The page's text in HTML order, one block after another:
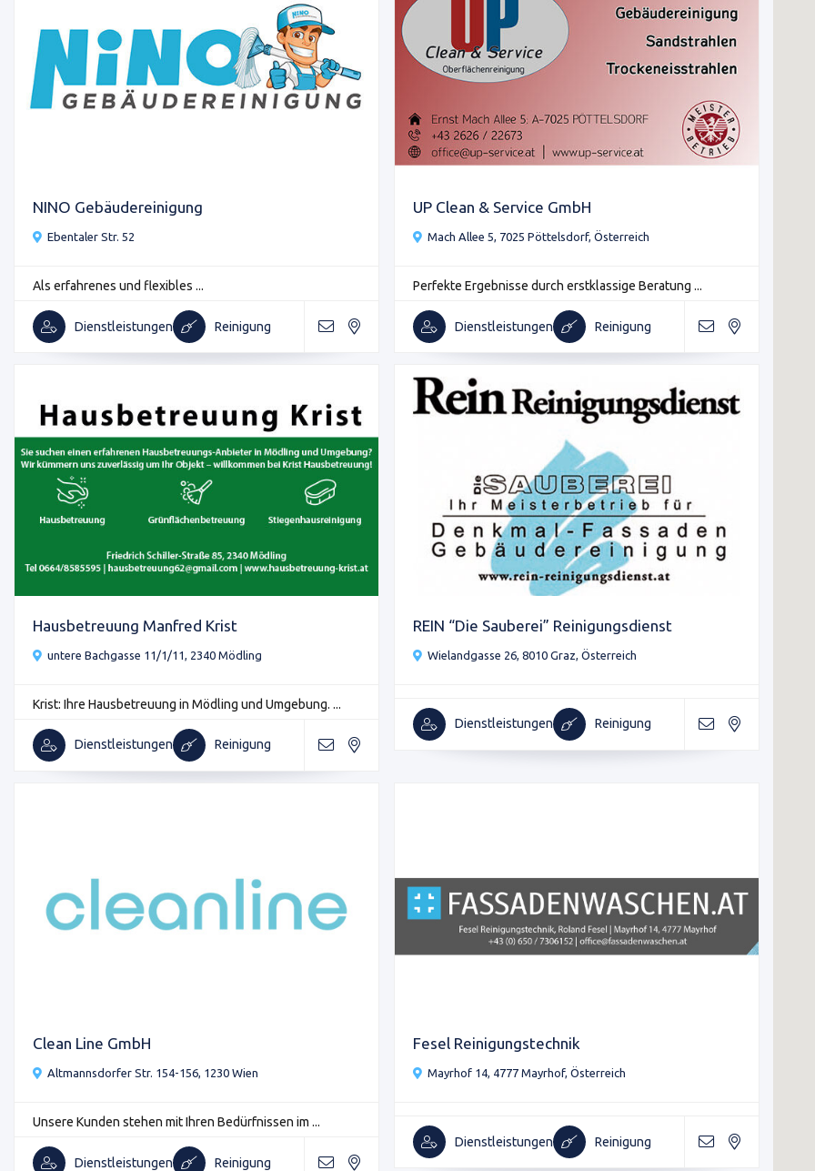
NINO Gebäudereinigung
Ebentaler Str. 52
Als erfahrenes und flexibles ...
Dienstleistungen Reinigung
UP Clean & Service GmbH
Mach Allee 5, 7025 Pöttelsdorf, Österreich
Perfekte Ergebnisse durch erstklassige Beratung ...
Dienstleistungen Reinigung
Hausbetreuung Manfred Krist
untere Bachgasse 11/1/11, 2340 Mödling
Krist: Ihre Hausbetreuung in Mödling und Umgebung. ...
Dienstleistungen Reinigung
REIN “Die Sauberei” Reinigungsdienst
Wielandgasse 26, 8010 Graz, Österreich
Dienstleistungen Reinigung
Clean Line GmbH
Altmannsdorfer Str. 154-156, 1230 Wien
Unsere Kunden stehen mit Ihren Bedürfnissen im ...
Dienstleistungen Reinigung
Fesel Reinigungstechnik
Mayrhof 14, 4777 Mayrhof, Österreich
Dienstleistungen Reinigung